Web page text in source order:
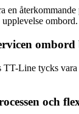
en
ombord.
Line tycks
och